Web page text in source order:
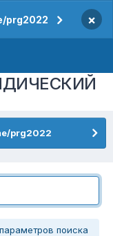
prg2022 ×
prg2022
поиска